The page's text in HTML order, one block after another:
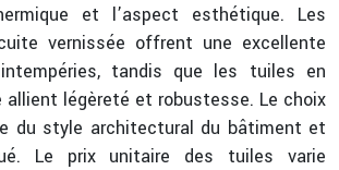
et l’aspect esthétique. Les
vernissée offrent une excellente
tandis que les tuiles en
légèreté et robustesse. Le choix
du style architectural du bâtiment et
Le prix unitaire des tuiles varie